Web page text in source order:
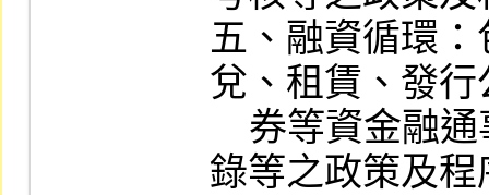
五、融資循環
兌、租賃、發
錄等之政策及程